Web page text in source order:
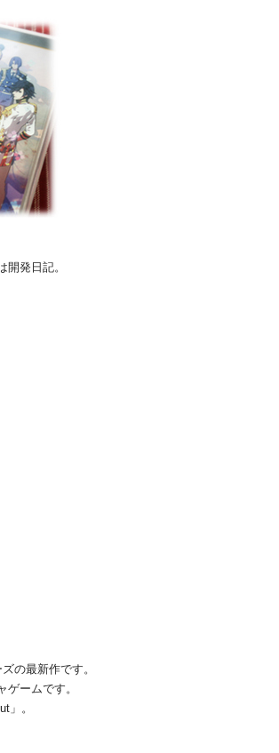
開発日記。
の最新作です。
ームです。
」。